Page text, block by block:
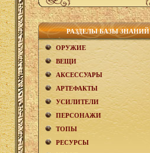
РАЗДЕЛЫ БАЗЫ ЗНАНИЙ
ОРУЖИЕ
ВЕЩИ
АКCЕСCУАРЫ
АРТЕФАКТЫ
УСИЛИТЕЛИ
ПЕРСОНАЖИ
ТОПЫ
РЕСУРСЫ